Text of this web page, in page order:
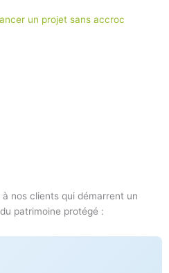
un projet sans accroc
à nos clients qui démarrent un
patrimoine protégé :